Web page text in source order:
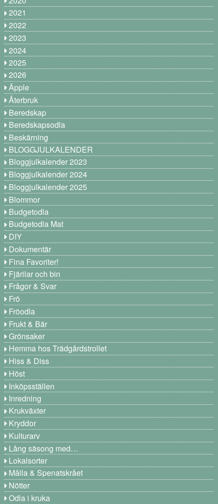
2021
2022
2023
2024
2025
2026
Äpple
Återbruk
Beredskap
Beredskapsodla
Beskärning
BLOGGJULKALENDER
Bloggjulkalender 2023
Bloggjulkalender 2024
Bloggjulkalender 2025
Blommor
Budgetodla
Budgetodla Mat
DIY
Dokumentär
Fina Favoriter!
Fjärilar och bin
Frågor & Svar
Frö
Fröodla
Frukt & Bär
Grönsaker
Hemma hos Trädgårdstrollet
Hiss & Diss
Höst
Inköpsställen
Inredning
Krukväxter
Kryddor
Kulturarv
Lång säsong med…
Lokalsorter
Målla & Spenatskrået
Nötter
Odla i kruka